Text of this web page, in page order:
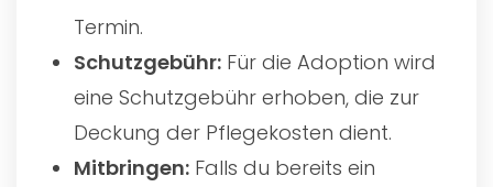
Termin.
Schutzgebühr: Für die Adoption wird
eine Schutzgebühr erhoben, die zur
Deckung der Pflegekosten dient.
Mitbringen: Falls du bereits ein